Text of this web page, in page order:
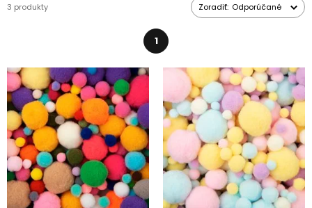
3 produkty Zoradiť: Odporúčané
1